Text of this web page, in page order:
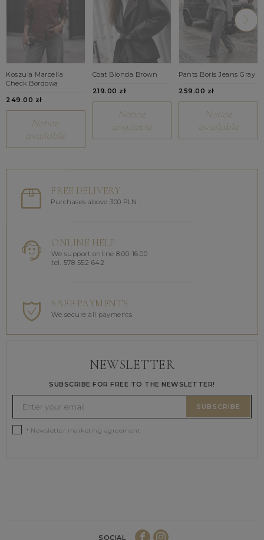
Koszula Marcella
Check Bordowa
249.00 zł
Notice
available
Coat Bionda Brown
219.00 zł
Notice
available
Pants Boris Jeans Gray
259.00 zł
Notice
available
FREE DELIVERY
Purchases above 300 PLN
ONLINE HELP
We support online 8.00-16.00
tel. 578 552 642
SAFE PAYMENTS
We secure all payments
NEWSLETTER
SUBSCRIBE FOR FREE TO THE NEWSLETTER!
SUBSCRIBE
* Newsletter marketing agreement
SOCIAL